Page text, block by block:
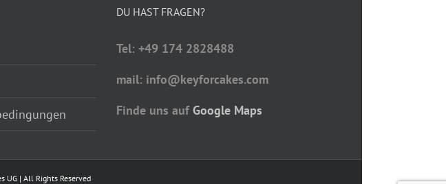
DU HAST FRAGEN?
Tel: +49 174 2828488
mail: info@keyforcakes.com
Finde uns auf Google Maps
UG | All Rights Reserved